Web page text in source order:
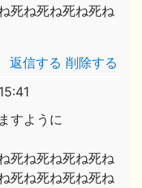
死ね死ね死ね死ね
返信する 削除する
すように
死ね死ね死ね死ね
死ね死ね死ね死ね